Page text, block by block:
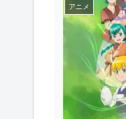
アニメ